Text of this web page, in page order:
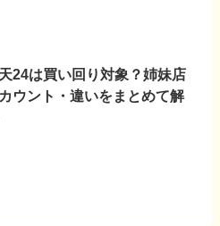
24は買い回り対象？姉妹店
ウント・違いをまとめて解